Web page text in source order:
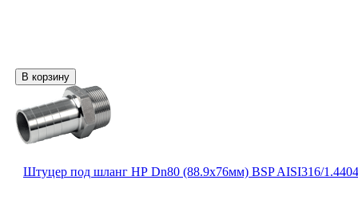
Штуцер под шланг НР Dn80 (88.9х76мм) BSP AISI316/1.4404